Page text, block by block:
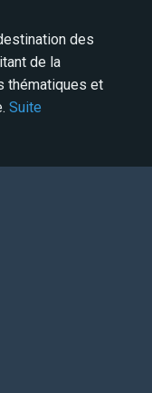
des
de la
thématiques et
Suite